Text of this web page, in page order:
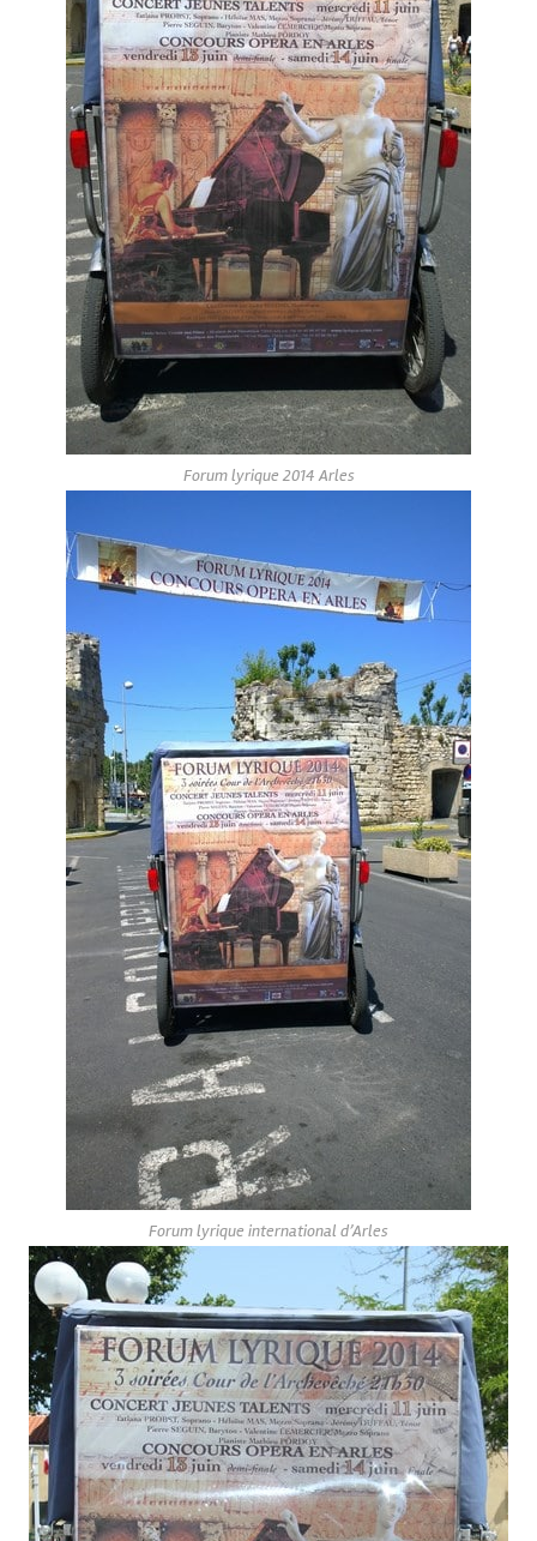
Forum lyrique 2014 Arles
Forum lyrique international d’Arles